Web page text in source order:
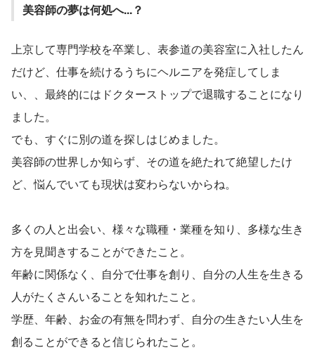
美容師の夢は何処へ...？
上京して専門学校を卒業し、表参道の美容室に入社したん
だけど、仕事を続けるうちにヘルニアを発症してしま
い、、最終的にはドクターストップで退職することになり
ました。
でも、すぐに別の道を探しはじめました。
美容師の世界しか知らず、その道を絶たれて絶望したけ
ど、悩んでいても現状は変わらないからね。
多くの人と出会い、様々な職種・業種を知り、多様な生き
方を見聞きすることができたこと。
年齢に関係なく、自分で仕事を創り、自分の人生を生きる
人がたくさんいることを知れたこと。
学歴、年齢、お金の有無を問わず、自分の生きたい人生を
創ることができると信じられたこと。